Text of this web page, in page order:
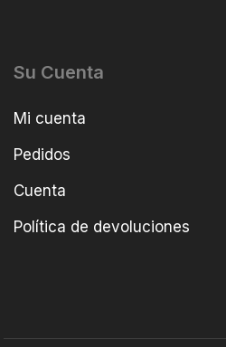
Su Cuenta
Mi cuenta
Pedidos
Cuenta
Política de devoluciones